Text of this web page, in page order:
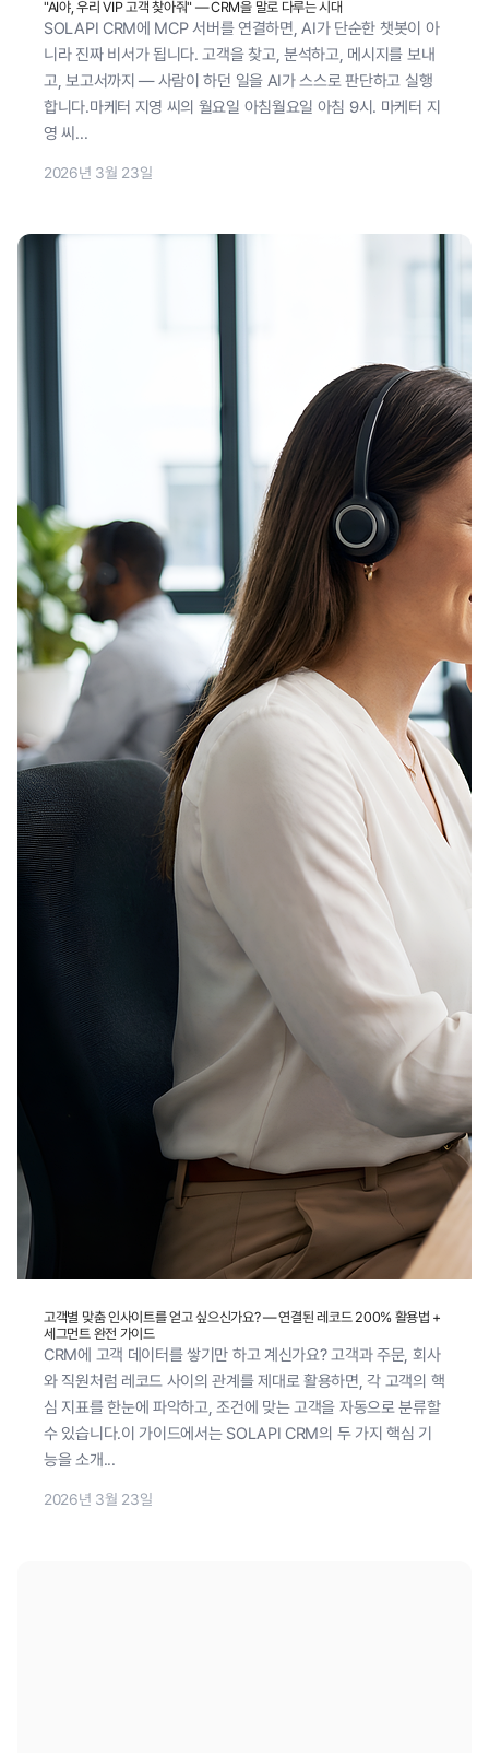
"AI야, 우리 VIP 고객 찾아줘" — CRM을 말로 다루는 시대
SOLAPI CRM에 MCP 서버를 연결하면, AI가 단순한 챗봇이 아
니라 진짜 비서가 됩니다. 고객을 찾고, 분석하고, 메시지를 보내
고, 보고서까지 — 사람이 하던 일을 AI가 스스로 판단하고 실행
합니다.마케터 지영 씨의 월요일 아침월요일 아침 9시. 마케터 지
영 씨...
2026년 3월 23일
고객별 맞춤 인사이트를 얻고 싶으신가요? — 연결된 레코드 200% 활용법 +
세그먼트 완전 가이드
CRM에 고객 데이터를 쌓기만 하고 계신가요? 고객과 주문, 회사
와 직원처럼 레코드 사이의 관계를 제대로 활용하면, 각 고객의 핵
심 지표를 한눈에 파악하고, 조건에 맞는 고객을 자동으로 분류할
수 있습니다.이 가이드에서는 SOLAPI CRM의 두 가지 핵심 기
능을 소개...
2026년 3월 23일